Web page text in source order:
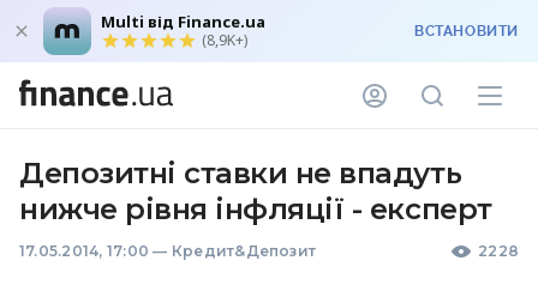
Multi від Finance.ua
(8,9K+) ВСТАНОВИТИ
Депозитні ставки не впадуть
нижче рівня інфляції - експерт
17.05.2014, 17:00 — Кредит&Депозит 2228